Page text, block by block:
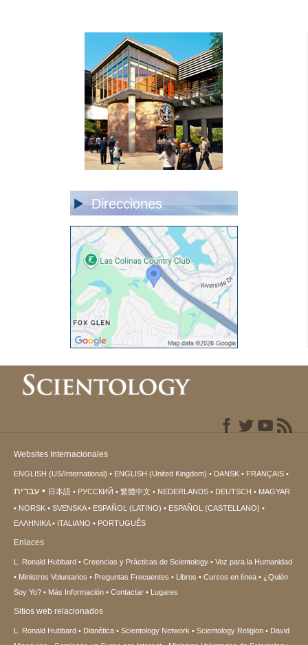
Direcciones
Websites Internacionales
ENGLISH (US/International) ENGLISH (United Kingdom) DANSK FRANÇAIS
עברית 日本語 РУССКИЙ 繁體中文 NEDERLANDS DEUTSCH
MAGYAR
NORSK
SVENSKA ESPAÑOL (LATINO)
ESPAÑOL (CASTELLANO)
ΕΛΛΗΝΙΚA
ITALIANO PORTUGUÊS
Enlaces
L. Ronald Hubbard Creencias y Prácticas de Scientology
Voz para la Humanidad
Ministros Voluntarios
Preguntas Frecuentes Libros Cursos en línea
¿Quién
Soy Yo?
Más Información Contactar Lugares
Sitios web relacionados
L. Ronald Hubbard Dianética Scientology Network Scientology Religion
David